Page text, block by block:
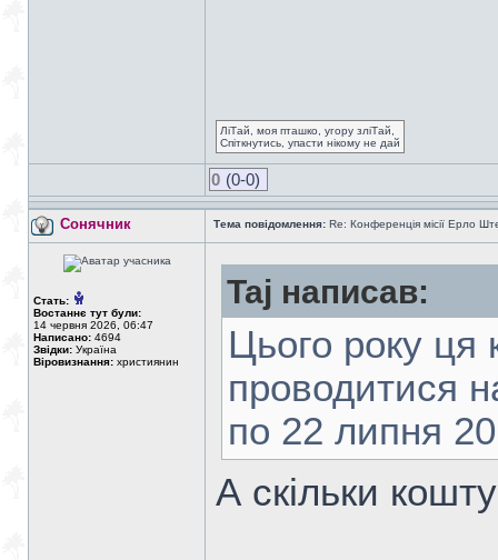
ЛіТай, моя пташко, угору зліТай,
Спіткнутись, упасти нікому не дай
0 (0-0)
Сонячник Тема повідомлення: Re: Конференція місії Ерло
Стать:
Востаннє тут були:
14 червня 2026, 06:47
Написано: 4694
Звідки: Україна
Віровизнання: християнин
Taj написав:
Цього року ця
проводитися
по 22 липня
А скільки